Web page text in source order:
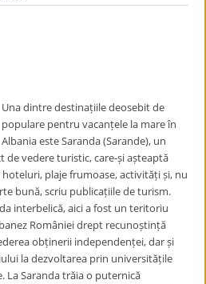
Una dintre destinațiile deosebit de
populare pentru vacanțele la mare în
Albania este Saranda (Sarande), un
vedere turistic, care-și așteaptă
plaje frumoase, activități și, nu
bună, scriu publicațiile de turism.
interbelică, aici a fost un teritoriu
României drept recunoștință
obținerii independenței, dar și
la dezvoltarea prin universitățile
La Saranda trăia o puternică